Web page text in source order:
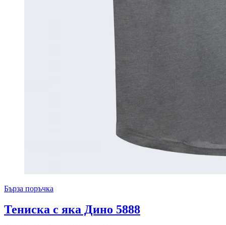
Бърза поръчка
Тениска с яка Дино 5888